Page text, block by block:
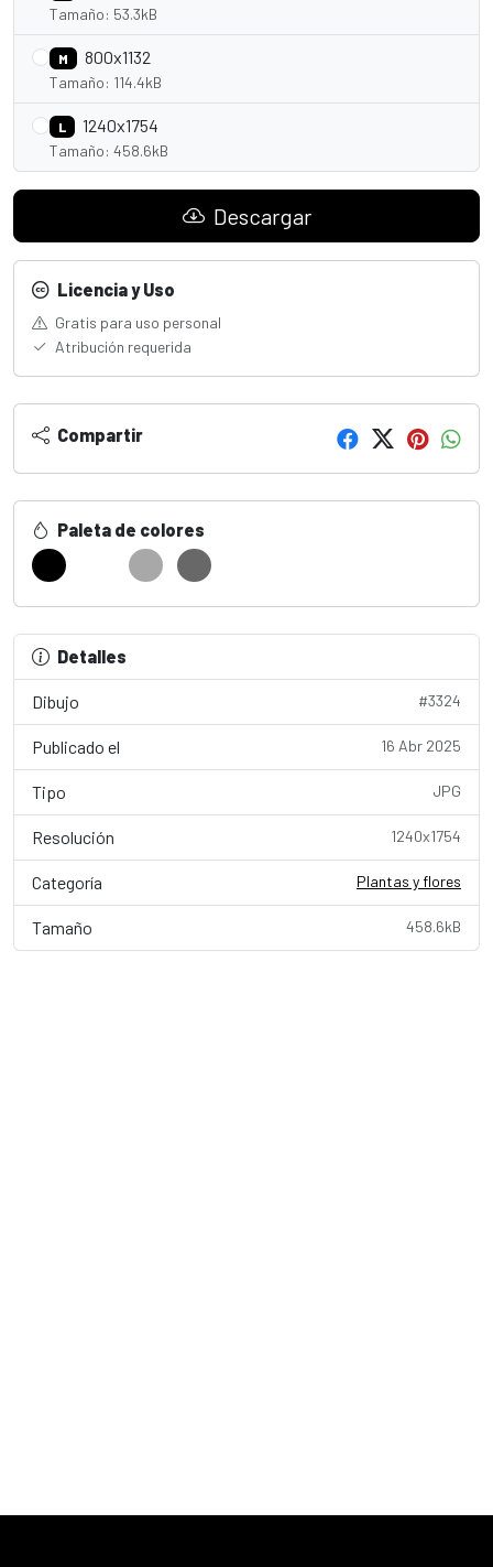
Tamaño: 53.3kB
M 800x1132
Tamaño: 114.4kB
L 1240x1754
Tamaño: 458.6kB
Descargar
Licencia y Uso
Gratis para uso personal
Atribución requerida
Compartir
Paleta de colores
Detalles
Dibujo #3324
Publicado el 16 Abr 2025
Tipo JPG
Resolución 1240x1754
Categoría Plantas y flores
Tamaño 458.6kB